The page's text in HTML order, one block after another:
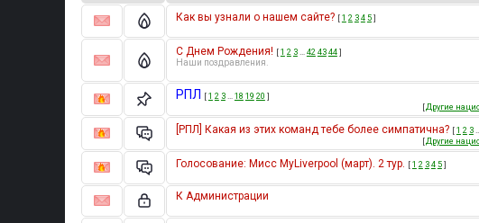
Как вы узнали о нашем сайте? [1 2 345]
С Днем Рождения! [1 2 3… 42 4344]
Наши поздравления.
РПЛ [1 2 3… 18 19 20 ]
[Другие
[РПЛ] Какая из этих команд тебе более симпатична? [1 2 3…
[Другие
Голосование: Мисс MyLiverpool (март). 2 тур. [1 2 345]
К Администрации